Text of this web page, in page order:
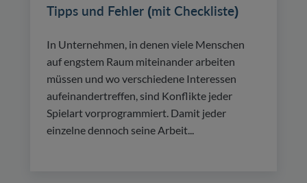
Tipps und Fehler (mit Checkliste)
In Unternehmen, in denen viele Menschen
auf engstem Raum miteinander arbeiten
müssen und wo verschiedene Interessen
aufeinandertreffen, sind Konflikte jeder
Spielart vorprogrammiert. Damit jeder
einzelne dennoch seine Arbeit...